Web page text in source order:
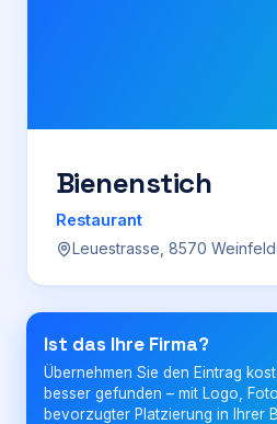
Preise
Für Firmen
Login
Firma
Bienenstich
Restaurant
Leuestrasse, 8570
Ist das Ihre Firma?
Übernehmen Sie den Eintrag
besser gefunden – mit Logo,
bevorzugter Platzierung in Ihrer